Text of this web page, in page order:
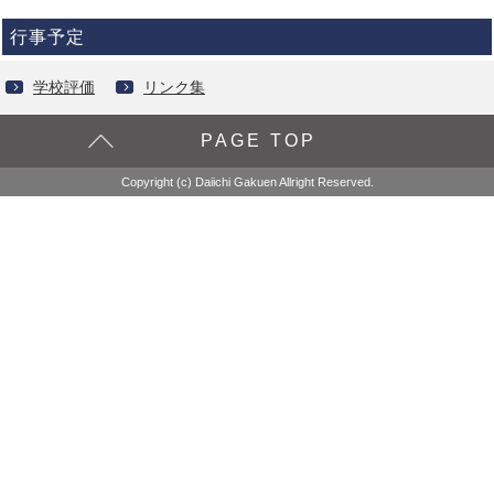
行事予定
学校評価 リンク集
PAGE TOP
Copyright (c) Daiichi Gakuen Allright Reserved.